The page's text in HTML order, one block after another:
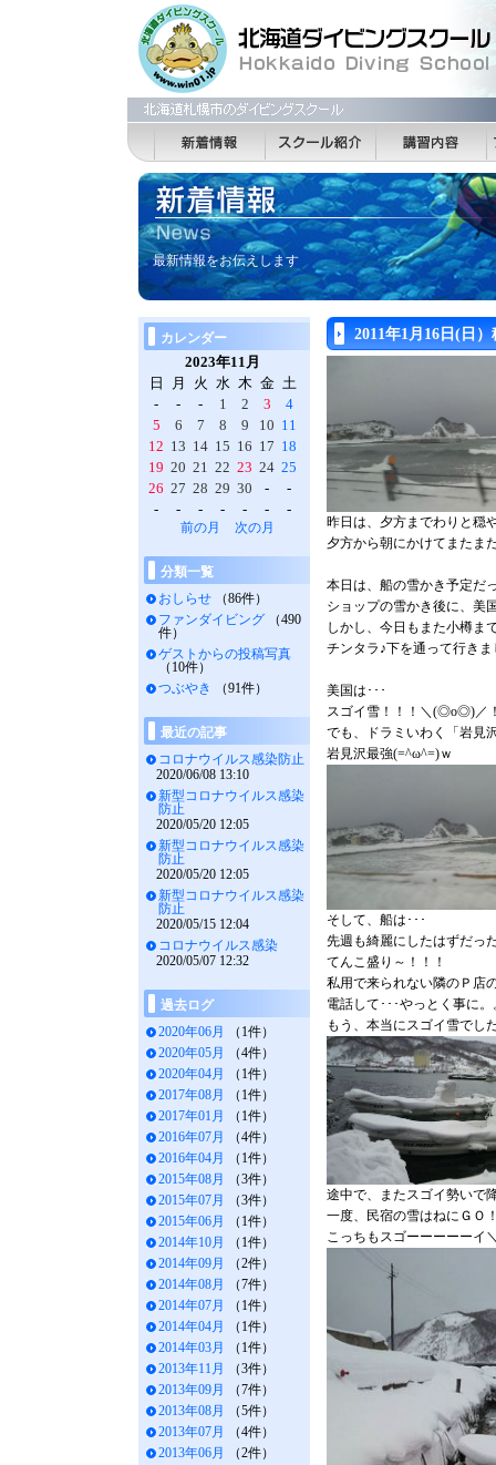
最新情報をお伝えします
2011年1月16日(日
昨日は、夕方までわりと穏
夕方から朝にかけてまたま
本日は、船の雪かき予定だ
ショップの雪かき後に、美
しかし、今日もまた小樽ま
チンタラ♪下を通って行きま
美国は･･･
スゴイ雪！！！＼(◎o◎)／
でも、ドラミいわく「岩見
岩見沢最強(=^ω^=)ｗ
そして、船は･･･
先週も綺麗にしたはずだっ
てんこ盛り～！！！
私用で来られない隣のＰ店
電話して･･･やっとく事に。
もう、本当にスゴイ雪でし
途中で、またスゴイ勢いで
一度、民宿の雪はねにＧＯ
こっちもスゴーーーーー
カレンダー
2023年11月
日
月 火 水 木 金 土
-
- - 1 2 3
4
5
6 7 8 9 10 11
12 13 14 15 16 17 18
19 20 21 22 23 24 25
26 27 28 29 30 -
-
-
- - - - - -
前の月 次の月
分類一覧
おしらせ （86件）
ファンダイビング （490
件）
ゲストからの投稿写真
（10件）
つぶやき
（91件）
最近の記事
コロナウイルス感染防止
2020/06/08 13:10
新型コロナウイルス感染
防止
2020/05/20 12:05
新型コロナウイルス感染
防止
2020/05/20 12:05
新型コロナウイルス感染
防止
2020/05/15 12:04
コロナウイルス感染
2020/05/07 12:32
過去ログ
2020年06月
（1件）
2020年05月
（4件）
2020年04月
（1件）
2017年08月
（1件）
2017年01月
（1件）
2016年07月
（4件）
2016年04月
（1件）
2015年08月
（3件）
2015年07月
（3件）
2015年06月
（1件）
2014年10月
（1件）
2014年09月
（2件）
2014年08月
（7件）
2014年07月
（1件）
2014年04月
（1件）
2014年03月
（1件）
2013年11月
（3件）
2013年09月
（7件）
2013年08月
（5件）
2013年07月
（4件）
2013年06月
（2件）